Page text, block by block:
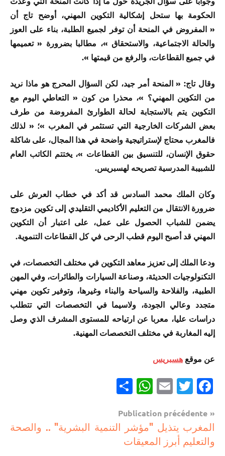
الحكومة بها ستحل إشكالية التكوين المهني، أوضح تاج أن
« المفروض في المنحة أن توفر لجميع الطلبة، بناء على العوز
والحالة الاجتماعية، والاستحقاق »، مطالبا بضرورة « تعميمها
في جميع القطاعات، والرفع من قيمتها ».
وقال تاج: « المنحة أمر جيد، لكن السؤال المحرج هو ماذا نريد
من التكوين المهني؟ »، محذرا من كون « التعاطي اليوم مع
التكوين يتم بالاستجابة لحالة الطوارئ المفروضة من طرف
بعض الشركات الخارجية التي تستثمر في المغرب »؛ « لذلك
فالمغرب محتاج لإستراتيجية واضحة في هذا المجال، على شاكلة
حقوق الإنسان، للتنسيق بين القطاعات »، يختتم الكاتب العام
للشبيبة المدرسية تصريحه لهسبريس.
وكان الملك محمد السادس قد أكد في خطاب العرش على
ضرورة الانتقال من التعليم الأكاديمي التقليدي إلى تكوين مزدوج
يضمن للشباب الحصول على عمل، على اعتبار أن التكوين
المهني قد أصبح اليوم قطب الرحى في كل القطاعات التنموية.
ودعا الملك إلى تعزيز معاهد التكوين في مختلف التخصصات، في
التكنولوجيات الحديثة، وصناعة السيارات والطائرات، وفي المهن
الطبية، والفلاحة والسياحة والبناء وغيرها، وتوفير تكوين مهني
متجدد وعالي الجودة، ولاسيما في التخصصات التي تتطلب
دراسات عليا، معربا عن ارتياحه للمستوى المشرف الذي وصل
إليه المغاربة في مختلف التخصصات المهنية.
عن موقع هسبريس
Facebook
Twitter
Email
WhatsApp
مستجدات
تربوية
Navigation
de
l’article
Publication précédente
المغرب يتذيل "مؤشر التنمية البشرية" .. والصحة
والتعليم أبرز المعيقات